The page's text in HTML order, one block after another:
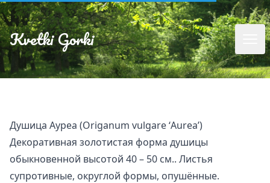
Kvetki Gorki
Душица Ауреа (Origanum vulgarе ‘Aurea’)
Декоративная золотистая форма душицы
обыкновенной высотой 40 – 50 см.. Листья
супротивные, округлой формы, опушённые.